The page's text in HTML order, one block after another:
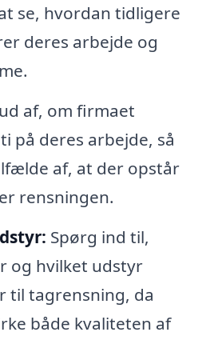
se, hvordan tidligere
deres arbejde og
af, om firmaet
på deres arbejde, så
af, at der opstår
rensningen.
Spørg ind til,
og hvilket udstyr
til tagrensning, da
både kvaliteten af